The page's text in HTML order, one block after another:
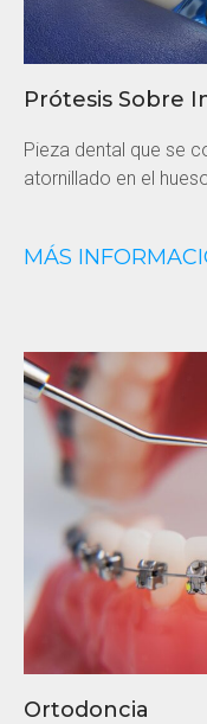
Prótesis Sobre
Pieza dental que se
atornillado en el
MÁS
Ortodoncia